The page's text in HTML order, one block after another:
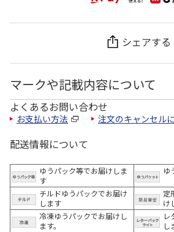
シェアする
マークや記載内容について
よくあるお問い合わせ
お支払い方法 注文のキャンセル
配送情報について
ゆうパック等でお届けしま
す
ゆ
チルドゆうパックでお届け
します
定
け
冷凍ゆうパックでお届けし
ます。
レ
し